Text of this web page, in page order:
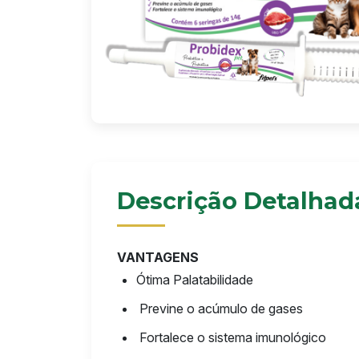
Descrição
VANTAGENS
Ótima Palatabilidade
Previne o acúmulo de gases
Fortalece o sistema imunológico